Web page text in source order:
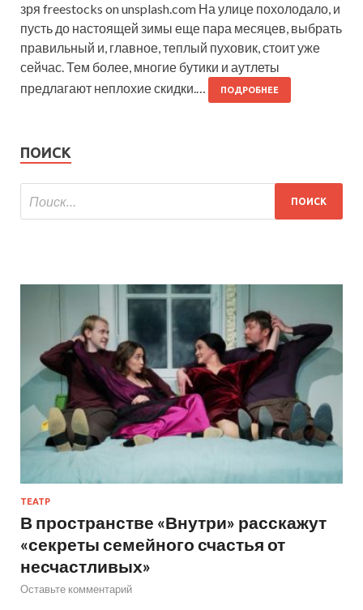
зря freestocks on unsplash.com На улице похолодало, и
пусть до настоящей зимы еще пара месяцев, выбрать
правильный и, главное, теплый пуховик, стоит уже
сейчас. Тем более, многие бутики и аутлеты
предлагают неплохие скидки.…
ПОДРОБНЕЕ
ПОИСК
ТЕАТР
В пространстве «Внутри» расскажут
«секреты семейного счастья от
несчастливых»
Оставьте комментарий